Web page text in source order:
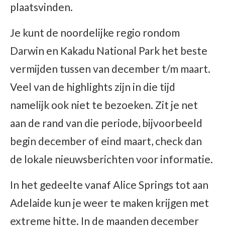
plaatsvinden.
Je kunt de noordelijke regio rondom
Darwin en Kakadu National Park het beste
vermijden tussen van december t/m maart.
Veel van de highlights zijn in die tijd
namelijk ook niet te bezoeken. Zit je net
aan de rand van die periode, bijvoorbeeld
begin december of eind maart, check dan
de lokale nieuwsberichten voor informatie.
In het gedeelte vanaf Alice Springs tot aan
Adelaide kun je weer te maken krijgen met
extreme hitte. In de maanden december